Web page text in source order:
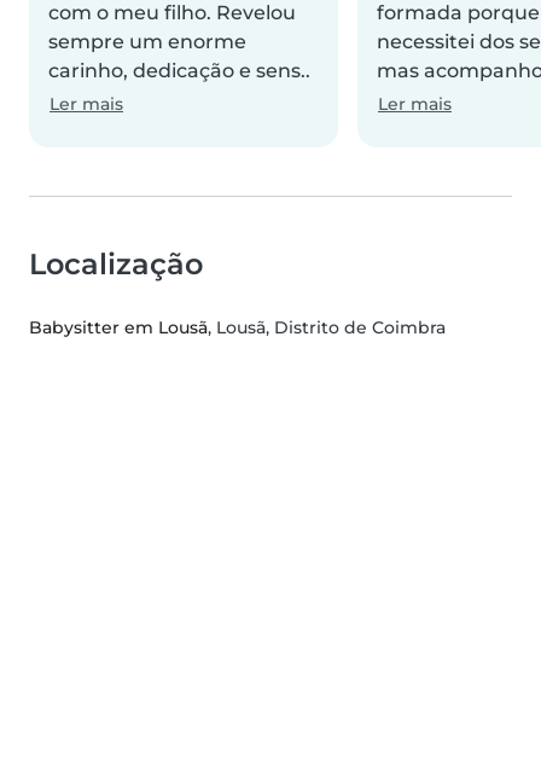
com o meu filho. Revelou
sempre um enorme
carinho, dedicação e sens..
Ler mais
formada
necessitei dos
mas
Ler mais
Localização
Babysitter em Lousã, Lousã, Distrito de Coimbra